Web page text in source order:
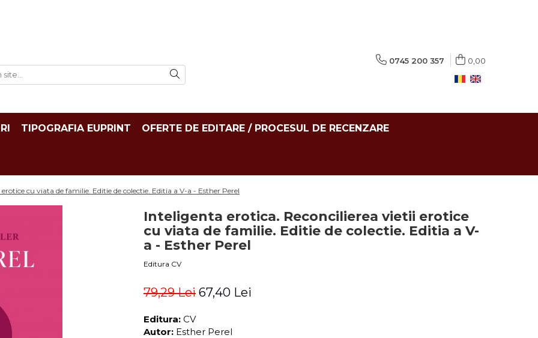
0745 200 357 0,00
TIPOGRAFIA EUPRINT OFERTE DE EDITARE / PROCESUL DE RECENZARE
cu viata de familie. Editie de colectie. Editia a V-a - Esther Perel
Inteligenta erotica. Reconcilierea vietii erotice
cu viata de familie. Editie de colectie. Editia a V-
a - Esther Perel
Editura CV
79,29 Lei 67,40 Lei
Editura: CV
Autor: Esther Perel